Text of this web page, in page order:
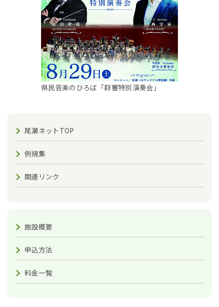
県民音楽のひろば「群響特別演奏会」
尾瀬ネットTOP
例規集
関連リンク
施設概要
申込方法
料金一覧